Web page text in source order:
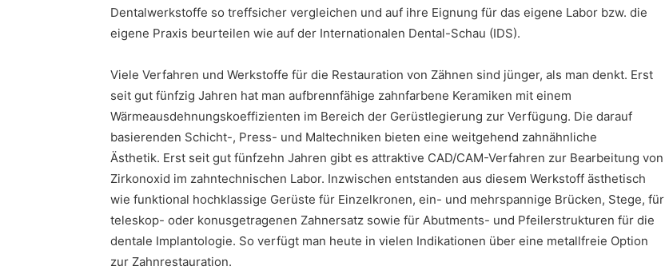
Dentalwerkstoffe so treffsicher vergleichen und auf ihre Eignung für das eigene Labor bzw. die
eigene Praxis beurteilen wie auf der Internationalen Dental-Schau (IDS).
Viele Verfahren und Werkstoffe für die Restauration von Zähnen sind jünger, als man denkt. Erst
seit gut fünfzig Jahren hat man aufbrennfähige zahnfarbene Keramiken mit einem
Wärmeausdehnungskoeffizienten im Bereich der Gerüstlegierung zur Verfügung. Die darauf
basierenden Schicht-, Press- und Maltechniken bieten eine weitgehend zahnähnliche
Ästhetik. Erst seit gut fünfzehn Jahren gibt es attraktive CAD/CAM-Verfahren zur Bearbeitung von
Zirkonoxid im zahntechnischen Labor. Inzwischen entstanden aus diesem Werkstoff ästhetisch
wie funktional hochklassige Gerüste für Einzelkronen, ein- und mehrspannige Brücken, Stege, für
teleskop- oder konusgetragenen Zahnersatz sowie für Abutments- und Pfeilerstrukturen für die
dentale Implantologie. So verfügt man heute in vielen Indikationen über eine metallfreie Option
zur Zahnrestauration.